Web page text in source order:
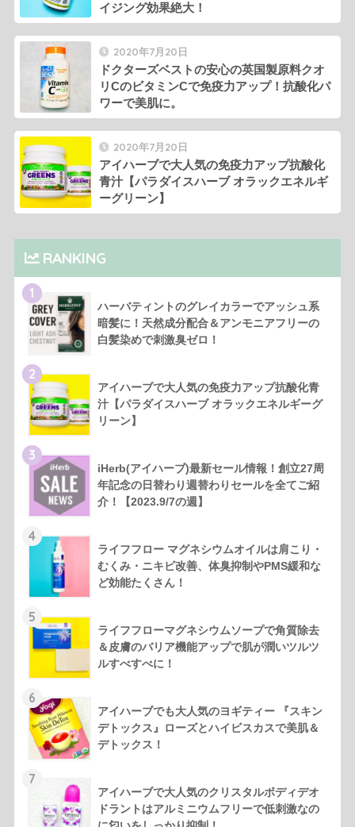
イジング効果絶大！
2020年7月20日
ドクターズベストの安心の英国製原料クオ
リCのビタミンCで免疫力アップ！抗酸化パ
ワーで美肌に。
2020年7月20日
アイハーブで大人気の免疫力アップ抗酸化
青汁【パラダイスハーブ オラックエネルギ
ーグリーン】
RANKING
1
ハーバティントのグレイカラーでアッシュ系
暗髪に！天然成分配合＆アンモニアフリーの
白髪染めで刺激臭ゼロ！
2
アイハーブで大人気の免疫力アップ抗酸化青
汁【パラダイスハーブ オラックエネルギーグ
リーン】
3
iHerb(アイハーブ)最新セール情報！創立27周
年記念の日替わり週替わりセールを全てご紹
介！【2023.9/7の週】
4
ライフフロー マグネシウムオイルは肩こり・
むくみ・ニキビ改善、体臭抑制やPMS緩和な
ど効能たくさん！
5
ライフフローマグネシウムソープで角質除去
＆皮膚のバリア機能アップで肌が潤いツルツ
ルすべすべに！
6
アイハーブでも大人気のヨギティー 『スキン
デトックス』ローズとハイビスカスで美肌＆
デトックス！
7
アイハーブで大人気のクリスタルボディデオ
ドラントはアルミニウムフリーで低刺激なの